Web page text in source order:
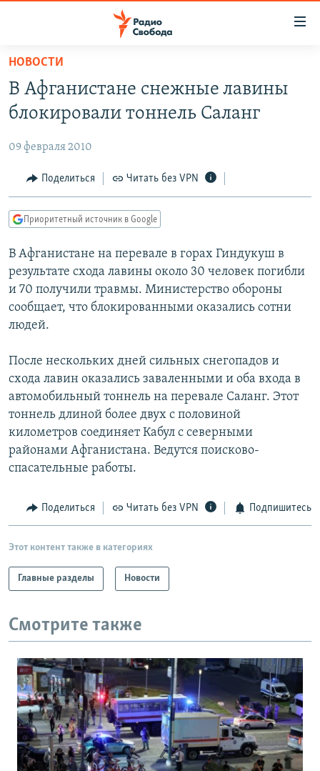
упрощенного
доступа
Вернуться
основному
Вернутся
главной
навигации
Вернутся
поиску
ПРОГРАММЫ
ПОДКАСТЫ
АВТОРСКИЕ ПРОЕКТЫ
ЦИТАТЫ СВОБОДЫ
МНЕНИЯ
IDEL.РЕАЛИИ
КАВКАЗ.РЕАЛИИ
СЕВЕР.РЕАЛИИ
СИБИРЬ.РЕАЛИИ
РАСПИСАНИЕ ВЕЩАНИЯ
ПОДПИШИТЕСЬ НА РАССЫЛКУ
СОЦИАЛЬНЫЕ СЕТИ
НОВОСТИ
В Афганистане снежные лавины
блокировали тоннель Саланг
09 февраля 2010
Поделиться Читать без VPN
Приоритетный источник в Google
В Афганистане на перевале в горах Гиндукуш в
результате схода лавины около 30 человек погибли
и 70 получили травмы. Министерство обороны
сообщает, что блокированными оказались сотни
людей.
После нескольких дней сильных снегопадов и
схода лавин оказались заваленными и оба входа в
автомобильный тоннель на перевале Саланг. Этот
тоннель длиной более двух с половиной
километров соединяет Кабул с северными
районами Афганистана. Ведутся поисково-
спасательные работы.
Поделиться Читать без VPN Подпишитесь
Этот контент также в категориях
Главные разделы Новости
Смотрите также